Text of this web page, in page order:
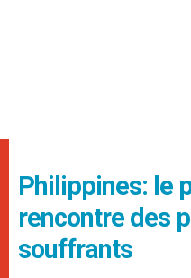
Philippines: le
rencontre des
souffrants